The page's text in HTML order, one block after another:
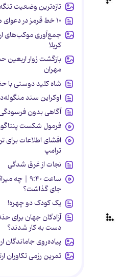
تازه‌ترین وضعیت
۱۰ خط قرمز در دعوای همسران
جمع‌آوری موکب‌های
کربلا
بازگشت زوار اربعین
مهران
شاه کلید دوستی با
اوکراین سند
آگاهی بدون
فرمول شکست
افشای اطلاعات برای
ترامپ
نجات از غرق شدگی
ساعت ۹:۴۰ |
جای گذاشت؟
یک کودک دو چهره!
آزادگان جهان برای
دست به کار شدند؟
پیاده‌روی جاماندگان
تمرین رزمی تکاوران